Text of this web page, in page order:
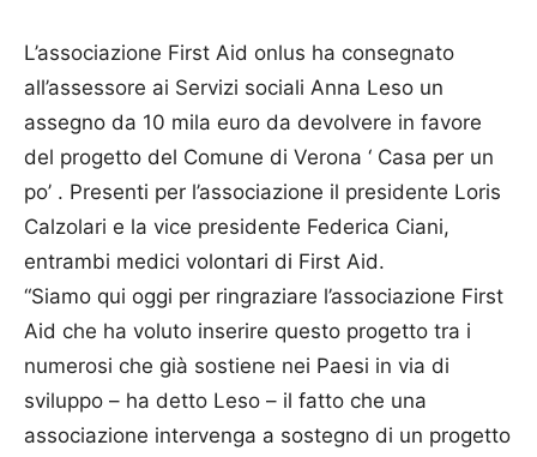
L’associazione First Aid onlus ha consegnato
all’assessore ai Servizi sociali Anna Leso un
assegno da 10 mila euro da devolvere in favore
del progetto del Comune di Verona ‘ Casa per un
po’ . Presenti per l’associazione il presidente Loris
Calzolari e la vice presidente Federica Ciani,
entrambi medici volontari di First Aid.
“Siamo qui oggi per ringraziare l’associazione First
Aid che ha voluto inserire questo progetto tra i
numerosi che già sostiene nei Paesi in via di
sviluppo – ha detto Leso – il fatto che una
associazione intervenga a sostegno di un progetto